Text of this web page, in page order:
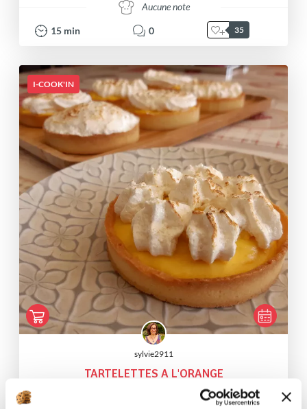
Aucune note
15 min 0 35
I-COOK'IN
sylvie2911
TARTELETTES A L'ORANGE